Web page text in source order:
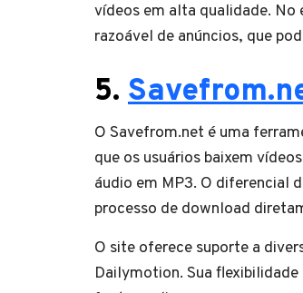
vídeos em alta qualidade.
razoável de anúncios, que
5.
O Savefrom.net é uma
que os usuários baixem
áudio em MP3. O diferencial
processo de download
O site oferece suporte a
Dailymotion. Sua